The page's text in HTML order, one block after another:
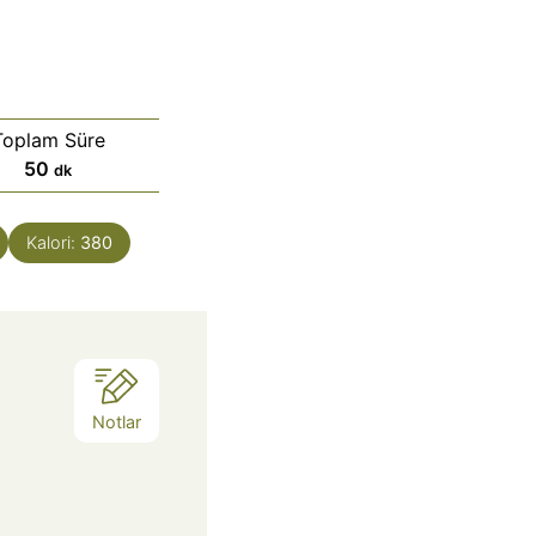
Süre
50 d
a
k
i
dk
Kalori: 380
Notlar